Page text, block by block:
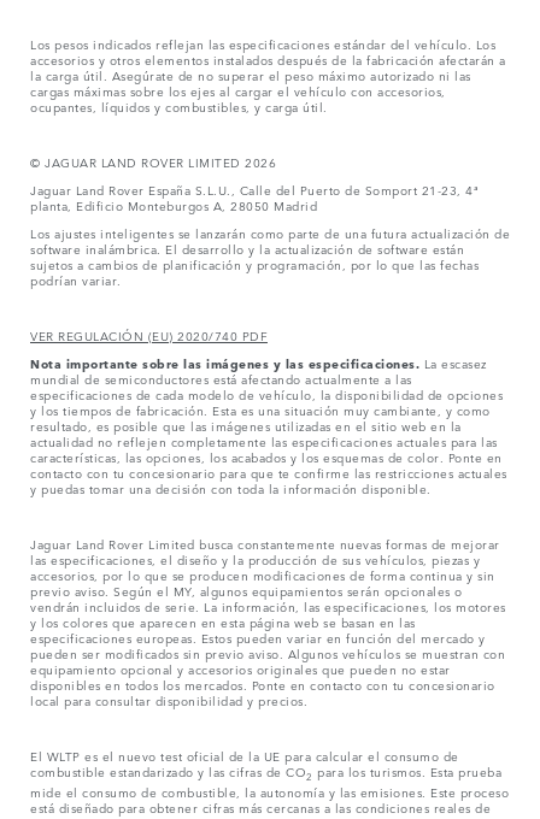
Los pesos indicados reflejan las especificaciones estándar del vehículo. Los
accesorios y otros elementos instalados después de la fabricación afectarán a
la carga útil. Asegúrate de no superar el peso máximo autorizado ni las
cargas máximas sobre los ejes al cargar el vehículo con accesorios,
ocupantes, líquidos y combustibles, y carga útil.
© JAGUAR LAND ROVER LIMITED 2026
Jaguar Land Rover España S.L.U., Calle del Puerto de Somport 21-23, 4ª
planta, Edificio Monteburgos A, 28050 Madrid
Los ajustes inteligentes se lanzarán como parte de una futura actualización de
software inalámbrica. El desarrollo y la actualización de software están
sujetos a cambios de planificación y programación, por lo que las fechas
podrían variar.
VER REGULACIÓN (EU) 2020/740 PDF
Nota importante sobre las imágenes y las especificaciones. La escasez
mundial de semiconductores está afectando actualmente a las
especificaciones de cada modelo de vehículo, la disponibilidad de opciones
y los tiempos de fabricación. Esta es una situación muy cambiante, y como
resultado, es posible que las imágenes utilizadas en el sitio web en la
actualidad no reflejen completamente las especificaciones actuales para las
características, las opciones, los acabados y los esquemas de color. Ponte en
contacto con tu concesionario para que te confirme las restricciones actuales
y puedas tomar una decisión con toda la información disponible.
Jaguar Land Rover Limited busca constantemente nuevas formas de mejorar
las especificaciones, el diseño y la producción de sus vehículos, piezas y
accesorios, por lo que se producen modificaciones de forma continua y sin
previo aviso. Según el MY, algunos equipamientos serán opcionales o
vendrán incluidos de serie. La información, las especificaciones, los motores
y los colores que aparecen en esta página web se basan en las
especificaciones europeas. Estos pueden variar en función del mercado y
pueden ser modificados sin previo aviso. Algunos vehículos se muestran con
equipamiento opcional y accesorios originales que pueden no estar
disponibles en todos los mercados. Ponte en contacto con tu concesionario
local para consultar disponibilidad y precios.
El WLTP es el nuevo test oficial de la UE para calcular el consumo de
combustible estandarizado y las cifras de CO2 para los turismos. Esta prueba
mide el consumo de combustible, la autonomía y las emisiones. Este proceso
está diseñado para obtener cifras más cercanas a las condiciones reales de